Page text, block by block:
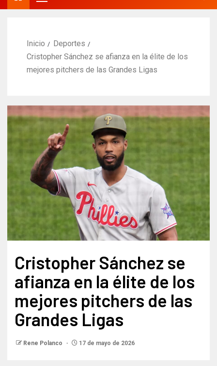
Inicio
Deportes
Cristopher Sánchez se afianza en la élite de los
mejores pitchers de las Grandes Ligas
Cristopher Sánchez se
afianza en la élite de los
mejores pitchers de las
Grandes Ligas
Rene Polanco 17 de mayo de 2026